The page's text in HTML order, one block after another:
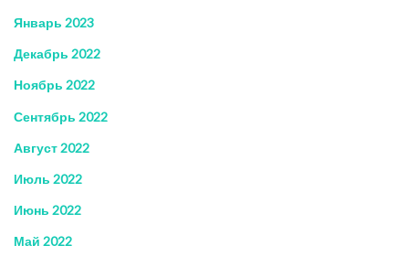
Январь 2023
Декабрь 2022
Ноябрь 2022
Сентябрь 2022
Август 2022
Июль 2022
Июнь 2022
Май 2022